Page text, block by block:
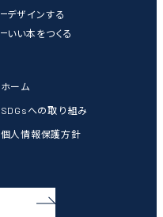
デザインする
いい本をつくる
ホーム
SDGsへの取り組み
個人情報保護方針